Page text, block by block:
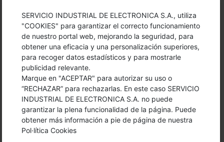
ENLACES A PÁGINAS WEB EXTERNAS
Info HMI Básico ARMPAC
SERVICIO INDUSTRIAL DE ELECTRONICA S.A., utiliza
"COOKIES" para garantizar el correcto funcionamiento
de nuestro portal web, mejorando la seguridad, para
obtener una eficacia y una personalización superiores,
para recoger datos estadísticos y para mostrarle
publicidad relevante.
Marque en "ACEPTAR" para autorizar su uso o
“RECHAZAR” para rechazarlas. En este caso SERVICIO
INDUSTRIAL DE ELECTRONICA S.A. no puede
garantizar la plena funcionalidad de la página. Puede
obtener más información a pie de página de nuestra
Pol·lítica Cookies